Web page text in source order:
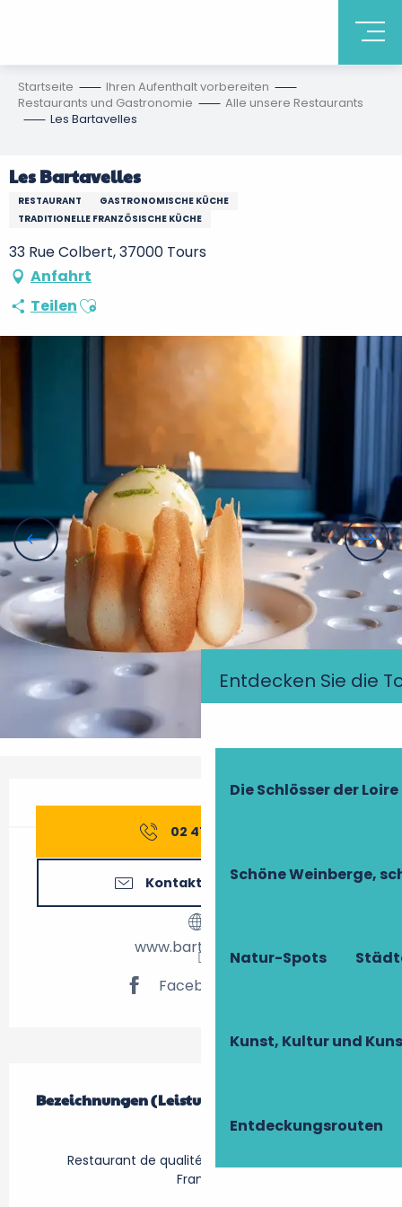
Entdecken Sie die
Die Schlösser der Loire
Schöne Weinberge,
Natur-Spots
Kunst, Kultur und
Entdeckungsrouten
Startseite
Ihren Aufenthalt vorbereiten
Restaurants und Gastronomie
Alle unsere Restaurants
Les Bartavelles
Les Bartavelles
RESTAURANT
GASTRONOMISCHE KÜCHE
TRADITIONELLE FRANZÖSISCHE KÜCHE
33 Rue Colbert, 37000 Tours
Anfahrt
TeilenAjouter aux favoris
Öffnungszeiten & Kontaktdaten
02 47 61 14
Kontaktieren Sie uns
www.bartavelles.fr
Facebook Seite
Bezeichnungen (Leistungsmerkmale)
Bezeichnungen (Leistungsmerkmale)
Restaurant de qualité (collège culinaire de
France)